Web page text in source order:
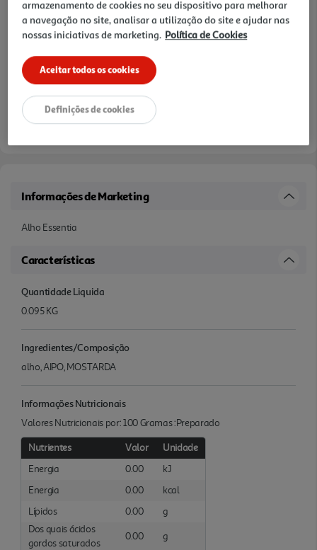
Informações de Marketing
Alho Essentia
Características
Quantidade Liquida
0.095 KG
Ingredientes/Composição
alho, AIPO, MOSTARDA
Informações Nutricionais
Valores Nutricionais por: 100 Gramas :Preparado
Nutrientes Valor
Unidade
Energia
0.00
kJ
Energia
0.00
kcal
Lípidos
0.00
g
Dos quais ácidos
gordos saturados
0.00
g
armazenamento de cookies no seu dispositivo para melhorar
a navegação no site, analisar a utilização do site e ajudar nas
nossas iniciativas de marketing. Política de Cookies
Aceitar todos os cookies
Definições de cookies